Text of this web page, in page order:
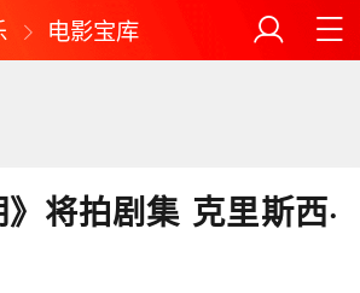
电影宝库
》将拍剧集 克里斯西·